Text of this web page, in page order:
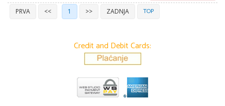
PRVA << 1 >> ZADNJA TOP
Credit and Debit Cards: